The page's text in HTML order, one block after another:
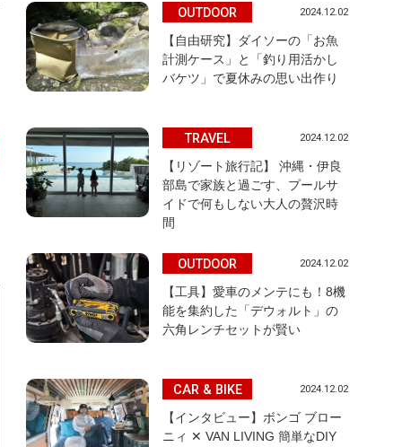
OUTDOOR 2024.12.02
【自由研究】ダイソーの「お魚
計測ケース」と「釣り用活かし
バケツ」で夏休みの思い出作り
TRAVEL 2024.12.02
【リゾート旅行記】 沖縄・伊良
部島で家族と過ごす、プールサ
イドで何もしない大人の贅沢時
間
OUTDOOR 2024.12.02
【工具】愛車のメンテにも！8機
能を集約した「デウォルト」の
六角レンチセットが賢い
CAR & BIKE 2024.12.02
【インタビュー】ボンゴ ブロー
ニィ ✕ VAN LIVING 簡単なDIY